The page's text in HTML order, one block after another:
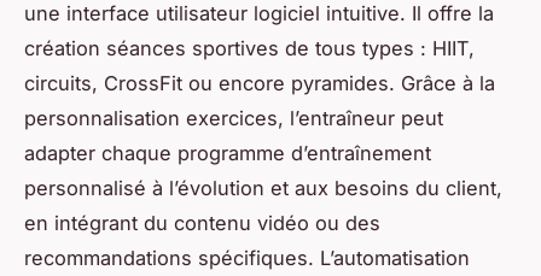
une interface utilisateur logiciel intuitive. Il offre la
création séances sportives de tous types : HIIT,
circuits, CrossFit ou encore pyramides. Grâce à la
personnalisation exercices, l’entraîneur peut
adapter chaque programme d’entraînement
personnalisé à l’évolution et aux besoins du client,
en intégrant du contenu vidéo ou des
recommandations spécifiques. L’automatisation